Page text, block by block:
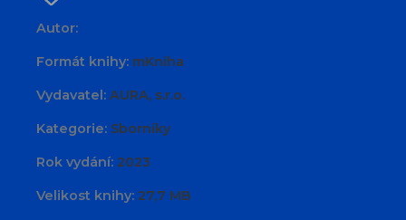
Autor:
Formát knihy: mKniha
Vydavatel: AURA, s.r.o.
Kategorie: Sborníky
Rok vydání: 2023
Velikost knihy: 27,7 MB